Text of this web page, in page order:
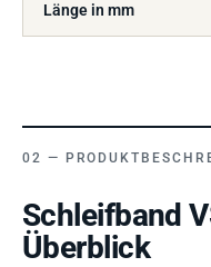
Länge in mm
Schleifband
Überblick